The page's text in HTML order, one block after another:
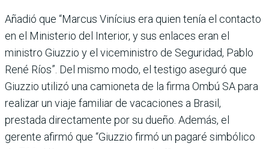
Añadió que “Marcus Vinícius era quien tenía el contacto
en el Ministerio del Interior, y sus enlaces eran el
ministro Giuzzio y el viceministro de Seguridad, Pablo
René Ríos”. Del mismo modo, el testigo aseguró que
Giuzzio utilizó una camioneta de la firma Ombú SA para
realizar un viaje familiar de vacaciones a Brasil,
prestada directa­mente por su dueño. Ade­más, el
gerente afirmó que “Giuzzio firmó un pagaré simbólico